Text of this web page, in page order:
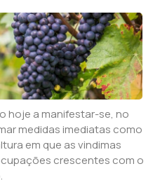
hoje a manifestar-se, no
medidas imediatas como
em que as vindimas
crescentes com o